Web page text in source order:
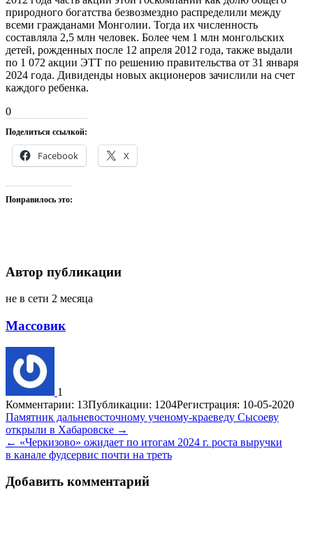
природного богатства безвозмездно распределили между
всеми гражданами Монголии. Тогда их численность
составляла 2,5 млн человек. Более чем 1 млн монгольских
детей, рожденных после 12 апреля 2012 года, также выдали
по 1 072 акции ЭТТ по решению правительства от 31 января
2024 года. Дивиденды новых акционеров зачислили на счет
каждого ребенка.
0
Поделиться ссылкой:
Facebook X
Понравилось это:
Автор публикации
не в сети 2 месяца
Массовик
1
Комментарии: 13Публикации: 1204Регистрация: 10-05-2020
Навигация
по
записям
Памятник дальневосточному ученому-краеведу Сысоеву
открыли в Хабаровске →
← «Черкизово» ожидает по итогам 2024 г. роста выручки
в канале фудсервис почти на треть
Добавить комментарий